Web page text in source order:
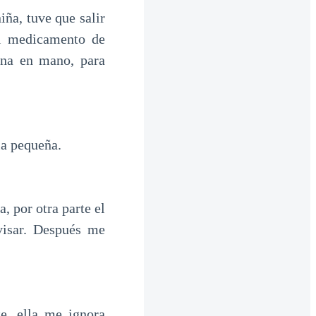
tuve que salir
de
en mano, para
pequeña.
por otra parte el
Después me